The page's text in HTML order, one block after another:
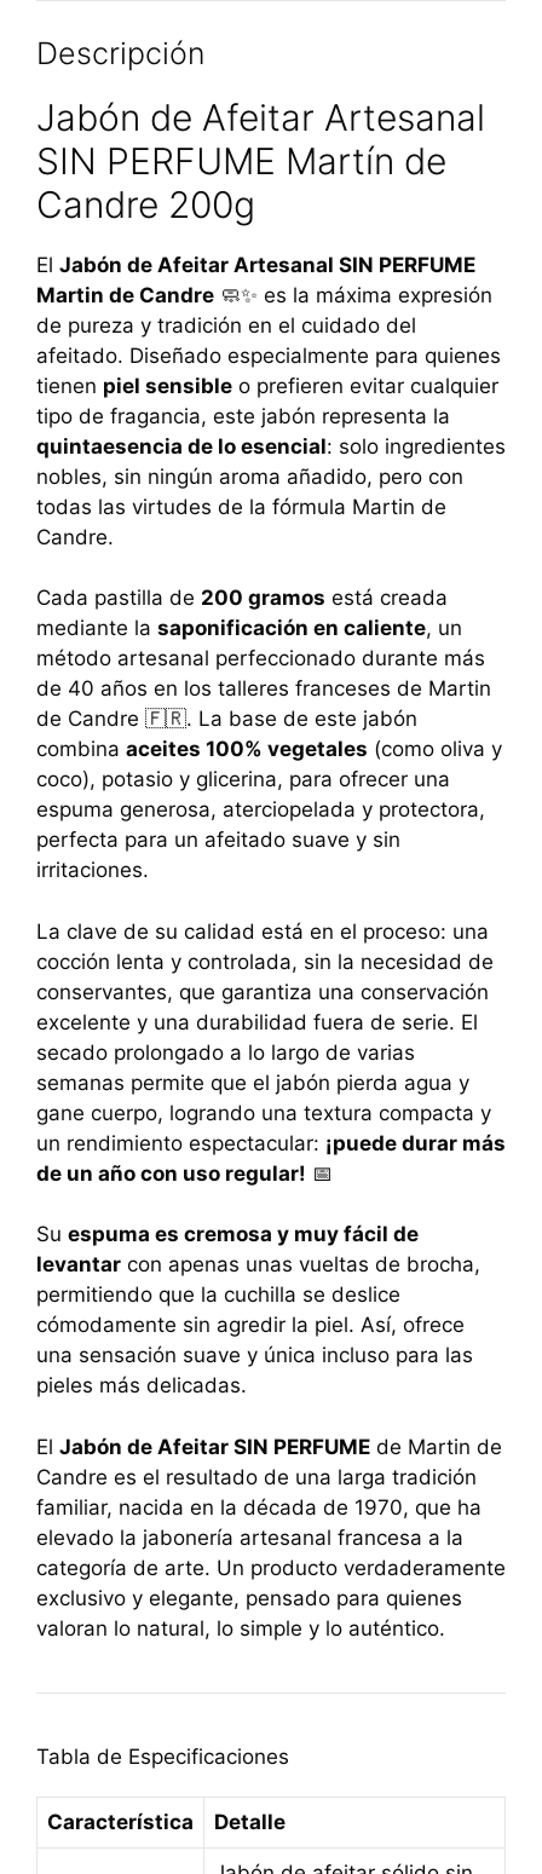
Descripción
Jabón de Afeitar Artesanal
SIN PERFUME Martín de
Candre 200g
El Jabón de Afeitar Artesanal SIN PERFUME
Martin de Candre 🧼✨ es la máxima expresión
de pureza y tradición en el cuidado del
afeitado. Diseñado especialmente para quienes
tienen piel sensible o prefieren evitar cualquier
tipo de fragancia, este jabón representa la
quintaesencia de lo esencial: solo ingredientes
nobles, sin ningún aroma añadido, pero con
todas las virtudes de la fórmula Martin de
Candre.
Cada pastilla de 200 gramos está creada
mediante la saponificación en caliente, un
método artesanal perfeccionado durante más
de 40 años en los talleres franceses de Martin
de Candre 🇫🇷. La base de este jabón
combina aceites 100% vegetales (como oliva y
coco), potasio y glicerina, para ofrecer una
espuma generosa, aterciopelada y protectora,
perfecta para un afeitado suave y sin
irritaciones.
La clave de su calidad está en el proceso: una
cocción lenta y controlada, sin la necesidad de
conservantes, que garantiza una conservación
excelente y una durabilidad fuera de serie. El
secado prolongado a lo largo de varias
semanas permite que el jabón pierda agua y
gane cuerpo, logrando una textura compacta y
un rendimiento espectacular: ¡puede durar más
de un año con uso regular! 📅
Su espuma es cremosa y muy fácil de
levantar con apenas unas vueltas de brocha,
permitiendo que la cuchilla se deslice
cómodamente sin agredir la piel. Así, ofrece
una sensación suave y única incluso para las
pieles más delicadas.
El Jabón de Afeitar SIN PERFUME de Martin de
Candre es el resultado de una larga tradición
familiar, nacida en la década de 1970, que ha
elevado la jabonería artesanal francesa a la
categoría de arte. Un producto verdaderamente
exclusivo y elegante, pensado para quienes
valoran lo natural, lo simple y lo auténtico.
Tabla de Especificaciones
Característica Detalle